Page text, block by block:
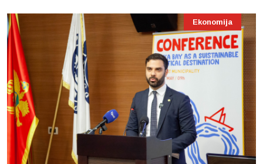
Ekonomija